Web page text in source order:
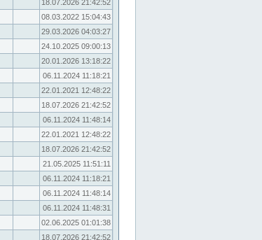
18.07.2026 21:42:52
08.03.2022 15:04:43
29.03.2026 04:03:27
24.10.2025 09:00:13
20.01.2026 13:18:22
06.11.2024 11:18:21
22.01.2021 12:48:22
18.07.2026 21:42:52
06.11.2024 11:48:14
22.01.2021 12:48:22
18.07.2026 21:42:52
21.05.2025 11:51:11
06.11.2024 11:18:21
06.11.2024 11:48:14
06.11.2024 11:48:31
02.06.2025 01:01:38
18.07.2026 21:42:52